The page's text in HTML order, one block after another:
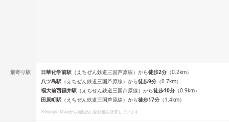
最寄り駅 日華化学前駅 （ えちぜん鉄道三国芦原線） から徒歩2分 （0.2km）
八ツ島駅 （ えちぜん鉄道三国芦原線） から徒歩9分 （0.7km）
福大前西福井駅 （ えちぜん鉄道三国芦原線） から徒歩10分 （0.9km）
田原町駅 （ えちぜん鉄道三国芦原線） から徒歩17分 （1.4km）
※Google Mapから自動的に駅距離を計算しています